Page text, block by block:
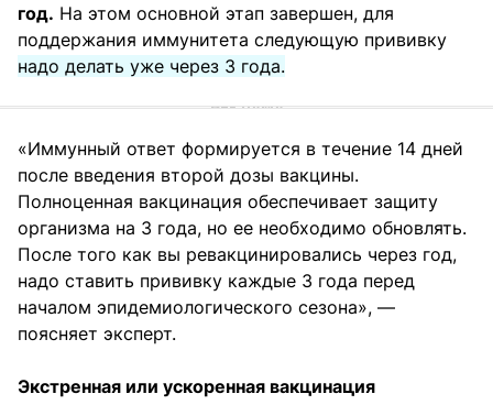
год. На этом основной этап завершен, для
поддержания иммунитета следующую прививку
надо делать уже через 3 года.
«Иммунный ответ формируется в течение 14 дней
после введения второй дозы вакцины.
Полноценная вакцинация обеспечивает защиту
организма на 3 года, но ее необходимо обновлять.
После того как вы ревакцинировались через год,
надо ставить прививку каждые 3 года перед
началом эпидемиологического сезона», —
поясняет эксперт.
Экстренная или ускоренная вакцинация